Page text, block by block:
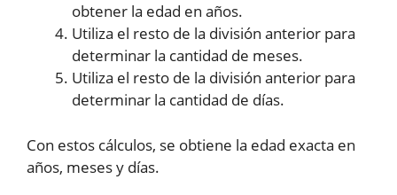
obtener la edad en años.
Utiliza el resto de la división anterior para
determinar la cantidad de meses.
Utiliza el resto de la división anterior para
determinar la cantidad de días.
Con estos cálculos, se obtiene la edad exacta en
años, meses y días.